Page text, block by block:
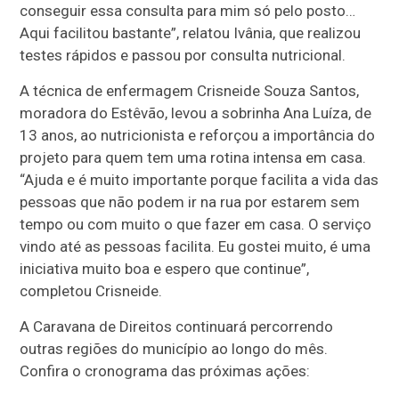
conseguir essa consulta para mim só pelo posto…
Aqui facilitou bastante”, relatou Ivânia, que realizou
testes rápidos e passou por consulta nutricional.
A técnica de enfermagem Crisneide Souza Santos,
moradora do Estêvão, levou a sobrinha Ana Luíza, de
13 anos, ao nutricionista e reforçou a importância do
projeto para quem tem uma rotina intensa em casa.
“Ajuda e é muito importante porque facilita a vida das
pessoas que não podem ir na rua por estarem sem
tempo ou com muito o que fazer em casa. O serviço
vindo até as pessoas facilita. Eu gostei muito, é uma
iniciativa muito boa e espero que continue”,
completou Crisneide.
A Caravana de Direitos continuará percorrendo
outras regiões do município ao longo do mês.
Confira o cronograma das próximas ações: